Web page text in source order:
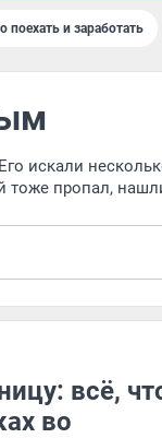
поехать и заработать
искали
тоже пропал,
всё,
во